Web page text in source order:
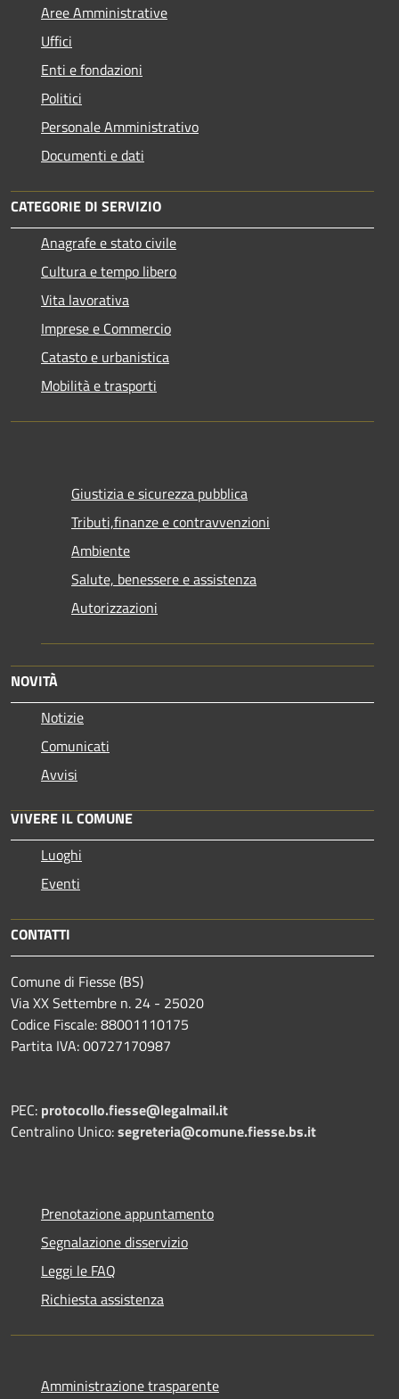
Aree Amministrative
Uffici
Enti e fondazioni
Politici
Personale Amministrativo
Documenti e dati
CATEGORIE DI SERVIZIO
Anagrafe e stato civile
Cultura e tempo libero
Vita lavorativa
Imprese e Commercio
Catasto e urbanistica
Mobilità e trasporti
Giustizia e sicurezza pubblica
Tributi,finanze e contravvenzioni
Ambiente
Salute, benessere e assistenza
Autorizzazioni
NOVITÀ
Notizie
Comunicati
Avvisi
VIVERE IL COMUNE
Luoghi
Eventi
CONTATTI
Comune di Fiesse (BS)
Via XX Settembre n. 24 - 25020
Codice Fiscale: 88001110175
Partita IVA: 00727170987
PEC: protocollo.fiesse@legalmail.it
Centralino Unico:segreteria@comune.fiesse.bs.it
Prenotazione appuntamento
Segnalazione disservizio
Leggi le FAQ
Richiesta assistenza
Amministrazione trasparente